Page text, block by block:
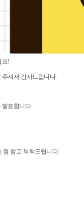
표!
셔서 감사드립니다.
발표합니다.
점 참고 부탁드립니다.